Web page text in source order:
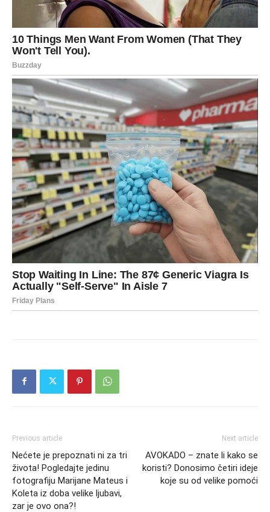
Previous article
Nećete je prepoznati ni za tri
života! Pogledajte jedinu
fotografiju Marijane Mateus i
Koleta iz doba velike ljubavi,
zar je ovo ona?!
Next article
AVOKADO – znate li kako se
koristi? Donosimo četiri ideje
koje su od velike pomoći